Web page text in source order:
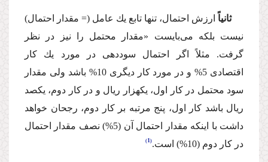
ثانیاً ارزش احتمال، تنها تابع یك عامل (= مقدار احتمال)
نیست بلكه مى‌بایست «مقدار محتمل را نیز در نظر
گرفت. مثلاً اگر احتمال سوددهى در مورد یك كار
اقتصادى 5% و در مورد كار دیگرى 10% باشد ولى مقدار
سود محتمل در كار اول، یكهزار ریال و در كار دوم، یكصد
ریال باشد كار اول، پنج مرتبه بر كار دوم، رجحان خواهد
داشت با اینكه مقدار احتمال آن (5%) نصف مقدار احتمال
در كار دوم (10%) است.
1